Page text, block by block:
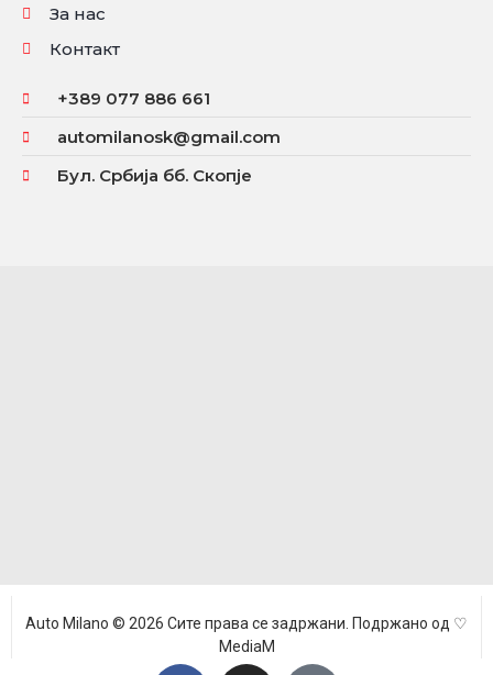
За нас
Контакт
+389 077 886 661
automilanosk@gmail.com
Бул. Србија бб. Скопје
Auto Milano © 2026 Сите права се задржани. Подржано од ♡
MediaM